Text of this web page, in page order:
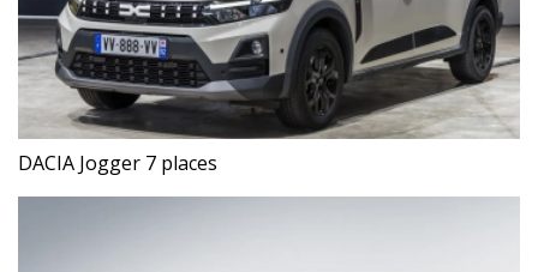
DACIA Jogger 7 places